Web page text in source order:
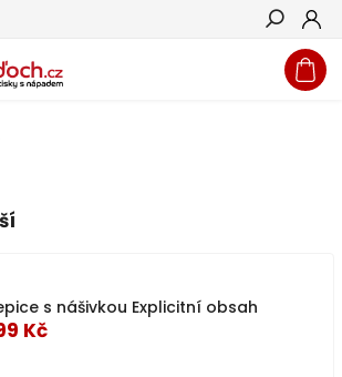
Hledat
s nášivkou Explicitní obsah
Kč